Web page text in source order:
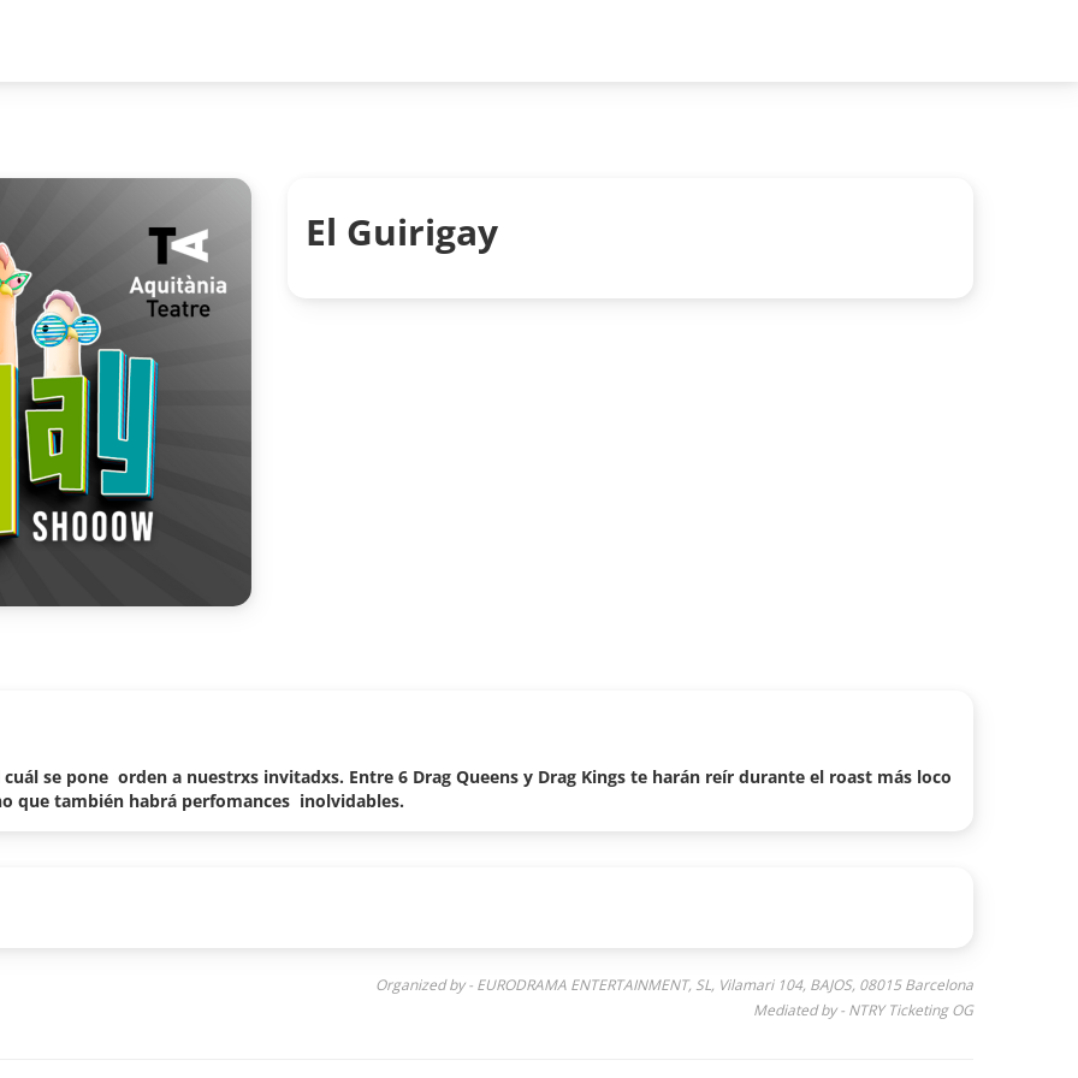
El Guirigay
se pone orden a nuestrxs invitadxs. Entre 6 Drag Queens y Drag Kings te harán reír durante el roast más loco
que también habrá perfomances inolvidables.
Organized by - EURODRAMA ENTERTAINMENT, SL, Vilamari 104, BAJOS, 08015 Barcelona
Mediated by - NTRY Ticketing OG